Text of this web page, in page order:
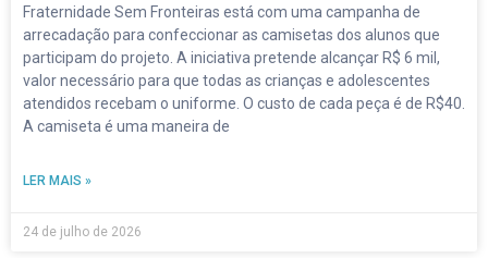
Fraternidade Sem Fronteiras está com uma campanha de
arrecadação para confeccionar as camisetas dos alunos que
participam do projeto. A iniciativa pretende alcançar R$ 6 mil,
valor necessário para que todas as crianças e adolescentes
atendidos recebam o uniforme. O custo de cada peça é de R$40.
A camiseta é uma maneira de
LER MAIS »
24 de julho de 2026